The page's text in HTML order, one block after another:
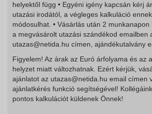
helyektől függ • Egyéni igény kapcsán kérj
utazási irodától, a végleges kalkuláció
módosulhat. • Vásárlás után 2
a megvásárolt utazási szándékod emailben
utazas@netida.hu címen, ajándékutalvány
Figyelem! Az árak az Euró árfolyama és az
helyzet miatt változhatnak. Ezért kérjük,
ajánlatot az utazas@netida.hu email címen
ajánlatkérés funkció segítségével!
pontos kalkulációt küldenek Önnek!